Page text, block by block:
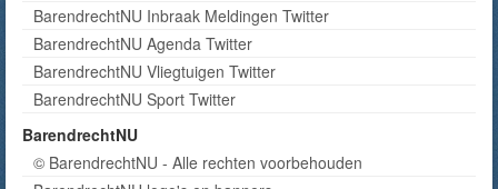
BarendrechtNU Inbraak Meldingen Twitter
BarendrechtNU Agenda Twitter
BarendrechtNU Vliegtuigen Twitter
BarendrechtNU Sport Twitter
BarendrechtNU
© BarendrechtNU - Alle rechten voorbehouden